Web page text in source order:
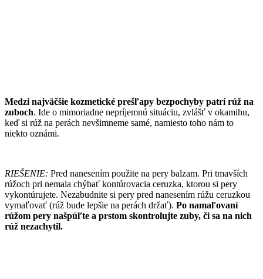
Medzi najväčšie kozmetické prešľapy bezpochyby patrí rúž na
zuboch. Ide o mimoriadne nepríjemnú situáciu, zvlášť v okamihu,
keď si rúž na perách nevšimneme samé, namiesto toho nám to
niekto oznámi.
RIEŠENIE: Pred nanesením použite na pery balzam. Pri tmavších
rúžoch pri nemala chýbať kontúrovacia ceruzka, ktorou si pery
vykontúrujete. Nezabudnite si pery pred nanesením rúžu ceruzkou
vymaľovať (rúž bude lepšie na perách držať). Po namaľovaní
rúžom pery našpúľte a prstom skontrolujte zuby, či sa na nich
rúž nezachytil.